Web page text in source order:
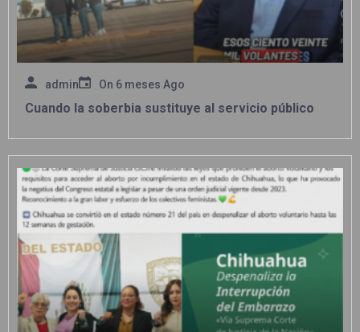
admin On 6 meses Ago
Cuando la soberbia sustituye al servicio público